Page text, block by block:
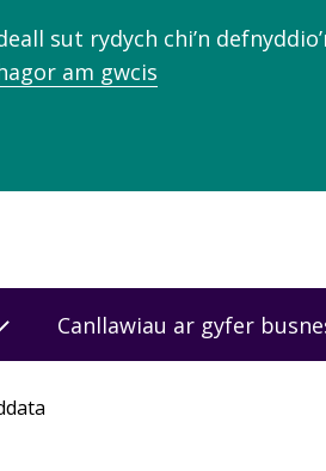
sut rydych chi’n
am gwcis
Canllawiau ar gyfer